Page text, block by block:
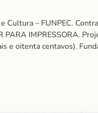
– FUNPEC.
IMPRESSORA.
e oitenta centavos).